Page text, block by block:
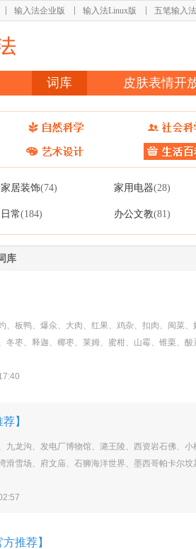
输入法企业版 输入法Linux版 五笔输入法
词库 皮肤表情开
家居装饰(74) 家用电器(28)
日常(184) 办公文教(81)
库
、板鸭、爆氽、大肉、红果、鸡杂、扣肉、闽菜
冬枣、释迦、椰枣、莱姆、蜜柑、山霉、锥栗、
】
九龙沟、发电厂博物馆、潞王陵、西资岩石佛、
滑雪场、府文庙、石狮海洋世界、墨西哥帕卡尔坟
推荐】